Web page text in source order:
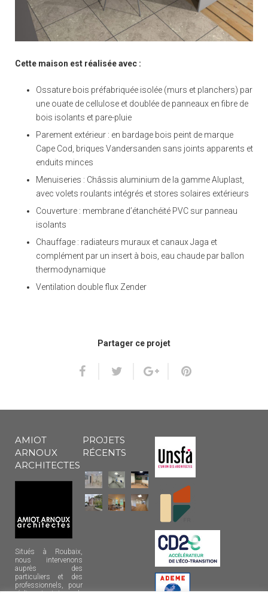
Cette maison est réalisée avec :
Ossature bois préfabriquée isolée (murs et planchers) par
une ouate de cellulose et doublée de panneaux en fibre de
bois isolants et pare-pluie
Parement extérieur : en bardage bois peint de marque
Cape Cod, briques Vandersanden sans joints apparents et
enduits minces
Menuiseries : Châssis aluminium de la gamme Aluplast,
avec volets roulants intégrés et stores solaires extérieurs
Couverture : membrane d’étanchéité PVC sur panneau
isolants
Chauffage : radiateurs muraux et canaux Jaga et
complément par un insert à bois, eau chaude par ballon
thermodynamique
Ventilation double flux Zender
Partager ce projet
AMIOT
ARNOUX
ARCHITECTES
Situés à Roubaix,
nous intervenons
auprès des
particuliers et des
professionnels, pour
PROJETS
RÉCENTS